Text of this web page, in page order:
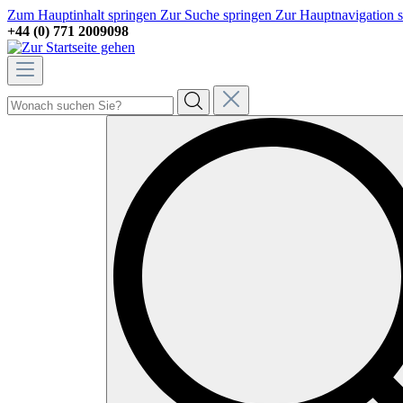
Zum Hauptinhalt springen Zur Suche springen Zur Hauptnavigation
+44 (0) 771 2009098